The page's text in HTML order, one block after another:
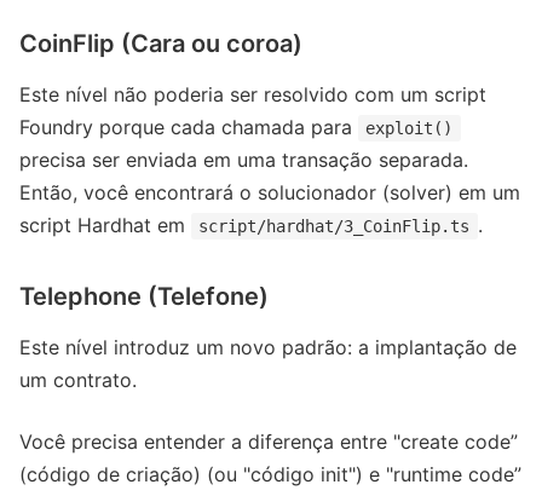
CoinFlip (Cara ou coroa)
Este nível não poderia ser resolvido com um script
Foundry porque cada chamada para
exploit()
precisa ser enviada em uma transação separada.
Então, você encontrará o solucionador (solver) em um
script Hardhat em
script/hardhat/3_CoinFlip.ts .
Telephone (Telefone)
Este nível introduz um novo padrão: a implantação de
um contrato.
Você precisa entender a diferença entre "create code”
(código de criação) (ou "código init") e "runtime code”